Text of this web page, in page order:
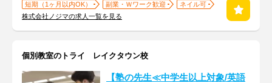
短期（1ヶ月以内OK）
副業・Ｗワーク歓迎
ネイル可
株式会社ノジマの求人一覧を見る
個別教室のトライ レイクタウン校
【塾の先生≪中学生以上対象/英語